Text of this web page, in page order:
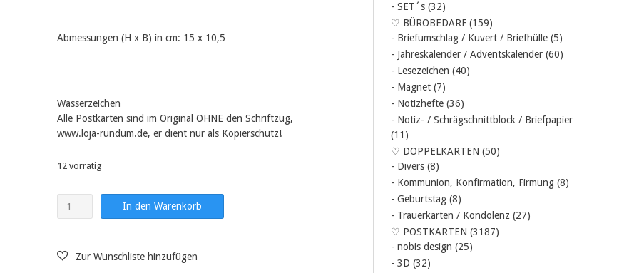
Abmessungen (H x B) in cm: 15 x 10,5
Wasserzeichen
Alle Postkarten sind im Original OHNE den Schriftzug,
www.loja-rundum.de, er dient nur als Kopierschutz!
12 vorrätig
Schneekönigin
Menge
In den Warenkorb
- SET´s (32)
♡ BÜROBEDARF (159)
- Briefumschlag / Kuvert / Briefhülle (5)
- Jahreskalender / Adventskalender (60)
- Lesezeichen (40)
- Magnet (7)
- Notizhefte (36)
- Notiz- / Schrägschnittblock / Briefpapier
(11)
♡ DOPPELKARTEN (50)
- Divers (8)
- Kommunion, Konfirmation, Firmung (8)
- Geburtstag (8)
- Trauerkarten / Kondolenz (27)
♡ POSTKARTEN (3187)
- nobis design (25)
- 3D (32)